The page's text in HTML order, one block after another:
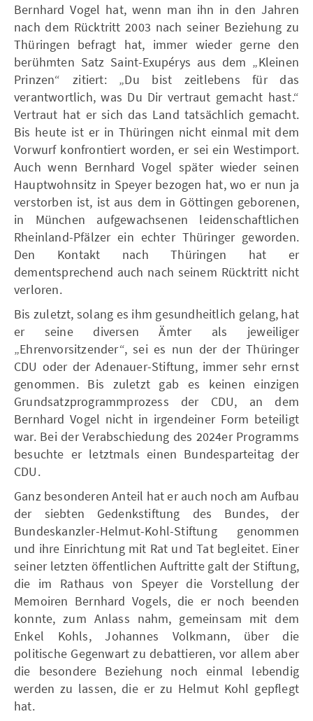
Bernhard Vogel hat, wenn man ihn in den Jahren
nach dem Rücktritt 2003 nach seiner Beziehung zu
Thüringen befragt hat, immer wieder gerne den
berühmten Satz Saint-Exupérys aus dem „Kleinen
Prinzen“ zitiert: „Du bist zeitlebens für das
verantwortlich, was Du Dir vertraut gemacht hast.“
Vertraut hat er sich das Land tatsächlich gemacht.
Bis heute ist er in Thüringen nicht einmal mit dem
Vorwurf konfrontiert worden, er sei ein Westimport.
Auch wenn Bernhard Vogel später wieder seinen
Hauptwohnsitz in Speyer bezogen hat, wo er nun ja
verstorben ist, ist aus dem in Göttingen geborenen,
in München aufgewachsenen leidenschaftlichen
Rheinland-Pfälzer ein echter Thüringer geworden.
Den Kontakt nach Thüringen hat er
dementsprechend auch nach seinem Rücktritt nicht
verloren.
Bis zuletzt, solang es ihm gesundheitlich gelang, hat
er seine diversen Ämter als jeweiliger
„Ehrenvorsitzender“, sei es nun der der Thüringer
CDU oder der Adenauer-Stiftung, immer sehr ernst
genommen. Bis zuletzt gab es keinen einzigen
Grundsatzprogrammprozess der CDU, an dem
Bernhard Vogel nicht in irgendeiner Form beteiligt
war. Bei der Verabschiedung des 2024er Programms
besuchte er letztmals einen Bundesparteitag der
CDU.
Ganz besonderen Anteil hat er auch noch am Aufbau
der siebten Gedenkstiftung des Bundes, der
Bundeskanzler-Helmut-Kohl-Stiftung genommen
und ihre Einrichtung mit Rat und Tat begleitet. Einer
seiner letzten öffentlichen Auftritte galt der Stiftung,
die im Rathaus von Speyer die Vorstellung der
Memoiren Bernhard Vogels, die er noch beenden
konnte, zum Anlass nahm, gemeinsam mit dem
Enkel Kohls, Johannes Volkmann, über die
politische Gegenwart zu debattieren, vor allem aber
die besondere Beziehung noch einmal lebendig
werden zu lassen, die er zu Helmut Kohl gepflegt
hat.